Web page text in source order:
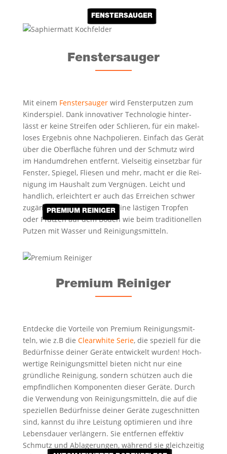
FENS­T­ER­SAUGER
Fens­t­er­sauger
Mit einem Fens­t­er­saugerwird Fens­ter­put­zen zum
Kin­der­spiel. Dank inno­va­ti­ver Tech­no­lo­gie hin­ter­
lässt er kei­ne Strei­fen oder Schlie­ren, für ein makel­
lo­ses Ergeb­nis ohne Nach­po­lie­ren. Ein­fach das Gerät
über die Ober­flä­che füh­ren und der Schmutz wird
im Hand­um­dre­hen ent­fernt. Viel­sei­tig ein­setz­bar für
Fens­ter, Spie­gel, Flie­sen und mehr, macht er die Rei­
ni­gung im Haus­halt zum Ver­gnü­gen. Leicht und
hand­lich, erleich­tert er auch das Errei­chen schwer
zugäng­li­cher Stel­len. Und kei­ne läs­ti­gen Trop­fen
oder Pfüt­zen auf dem Boden wie beim tra­di­tio­nel­len
Put­zen mit Was­ser und Reinigungsmitteln.
PRE­MI­UM REINIGER
Pre­mi­um Reiniger
Ent­de­cke die Vor­tei­le von Pre­mi­um Rei­ni­gungs­mit­
teln, wie z.B die Cle­ar­white Serie, die spe­zi­ell für die
Bedürf­nis­se dei­ner Gerä­te ent­wi­ckelt wur­den! Hoch­
wer­ti­ge Rei­ni­gungs­mit­tel bie­ten nicht nur eine
gründ­li­che Rei­ni­gung, son­dern schüt­zen auch die
emp­find­li­chen Kom­po­nen­ten die­ser Gerä­te. Durch
die Ver­wen­dung von Rei­ni­gungs­mit­teln, die auf die
spe­zi­el­len Bedürf­nis­se dei­ner Gerä­te zuge­schnit­ten
sind, kannst du ihre Leis­tung opti­mie­ren und ihre
Lebens­dau­er ver­län­gern. Sie ent­fer­nen effek­tiv
Schmutz und Abla­ge­run­gen, wäh­rend sie gleich­zei­tig